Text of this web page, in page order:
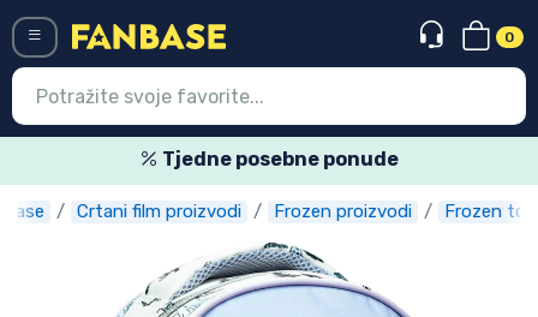
0
Tjedne posebne ponude
Crtani film proizvodi Frozen proizvodi Frozen
Ulazak Registracija
Najnovije proizvodi